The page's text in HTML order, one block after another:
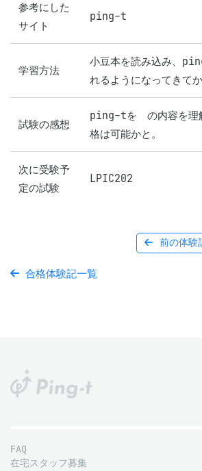
参考にした
サイト
ping-t
学習方法
小豆本を読み込み、
れるようになってきてか
試験の感想
ping-tを　の内容を理
格は可能かと。
次に受験予
定の試験
LPIC202
前の体験
合格体験記一覧
FAQ
在宅スタッフ募集